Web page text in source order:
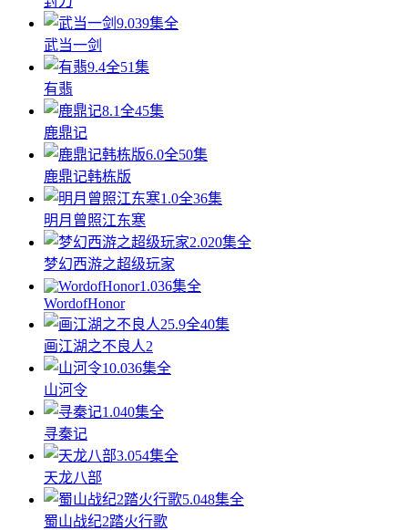
9.039集全
武当一剑
9.4全51集
有翡
8.1全45集
鹿鼎记
6.0全50集
鹿鼎记韩栋版
1.0全36集
明月曾照江东寒
2.020集全
梦幻西游之超级玩家
1.036集全
WordofHonor
5.9全40集
画江湖之不良人2
10.036集全
山河令
1.040集全
寻秦记
3.054集全
天龙八部
5.048集全
蜀山战纪2踏火行歌